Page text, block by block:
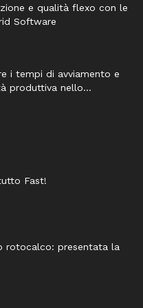
e qualità flexo con le
Software
i tempi di avviamento e
produttiva nello...
Fast!
rotocalco: presentata la